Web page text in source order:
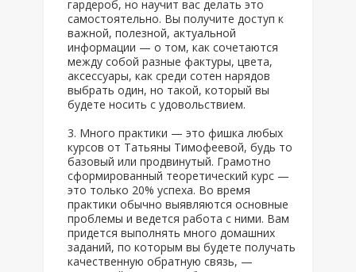
гардероб, но научит вас делать это
самостоятельно. Вы получите доступ к
важной, полезной, актуальной
информации — о том, как сочетаются
между собой разные фактуры, цвета,
аксессуары, как среди сотен нарядов
выбрать один, но такой, который вы
будете носить с удовольствием.
Много практики — это фишка любых
курсов от Татьяны Тимофеевой, будь то
базовый или продвинутый. Грамотно
сформированный теоретический курс —
это только 20% успеха. Во время
практики обычно выявляются основные
проблемы и ведется работа с ними. Вам
придется выполнять много домашних
заданий, по которым вы будете получать
качественную обратную связь, —